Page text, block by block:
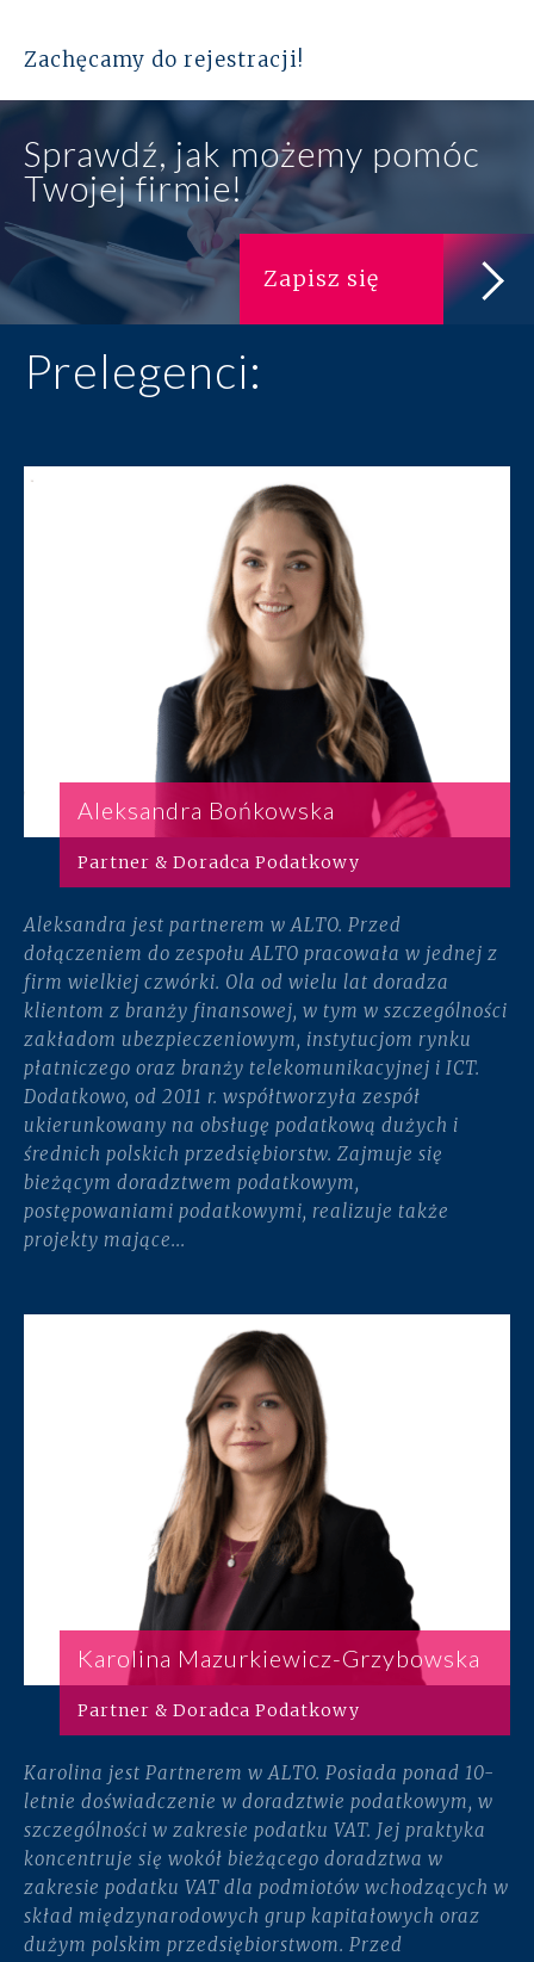
Zachęcamy do rejestracji!
Sprawdź, jak możemy pomóc
Twojej firmie!
Zapisz się
Prelegenci:
Aleksandra Bońkowska
Partner & Doradca Podatkowy
Aleksandra jest partnerem w ALTO. Przed
dołączeniem do zespołu ALTO pracowała w jednej z
firm wielkiej czwórki. Ola od wielu lat doradza
klientom z branży finansowej, w tym w szczególności
zakładom ubezpieczeniowym, instytucjom rynku
płatniczego oraz branży telekomunikacyjnej i ICT.
Dodatkowo, od 2011 r. współtworzyła zespół
ukierunkowany na obsługę podatkową dużych i
średnich polskich przedsiębiorstw. Zajmuje się
bieżącym doradztwem podatkowym,
postępowaniami podatkowymi, realizuje także
projekty mające...
Karolina Mazurkiewicz-Grzybowska
Partner & Doradca Podatkowy
Karolina jest Partnerem w ALTO. Posiada ponad 10-
letnie doświadczenie w doradztwie podatkowym, w
szczególności w zakresie podatku VAT. Jej praktyka
koncentruje się wokół bieżącego doradztwa w
zakresie podatku VAT dla podmiotów wchodzących w
skład międzynarodowych grup kapitałowych oraz
dużym polskim przedsiębiorstwom. Przed